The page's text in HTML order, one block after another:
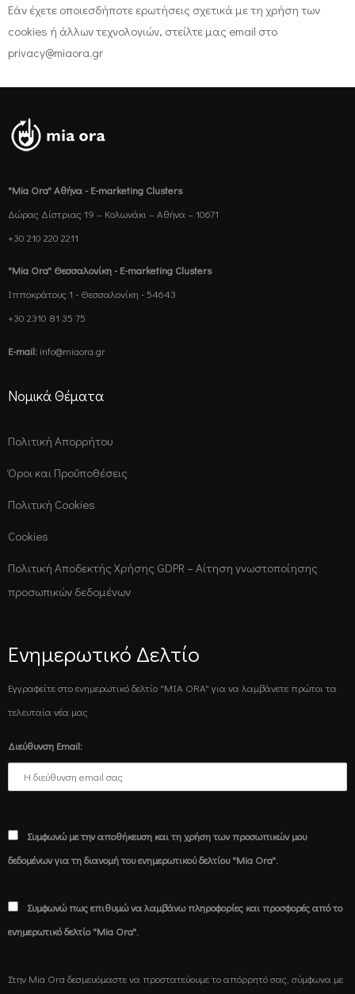
Εάν έχετε οποιεσδήποτε ερωτήσεις σχετικά με τη χρήση των
cookies ή άλλων τεχνολογιών, στείλτε μας email στο
privacy@miaora.gr
"Mia Ora" Αθήνα - E-marketing Clusters
Δώρας Δίστριας 19 – Κολωνάκι – Αθήνα – 10671
+30 210 220 2211
"Mia Ora" Θεσσαλονίκη - E-marketing Clusters
Ιπποκράτους 1 - Θεσσαλονίκη - 54643
+30 2310 81 35 75
E-mail: info@miaora.gr
Νομικά Θέματα
Πολιτική Απορρήτου
Όροι και Προϋποθέσεις
Πολιτική Cookies
Cookies
Πολιτική Αποδεκτής Χρήσης GDPR – Αίτηση γνωστοποίησης
προσωπικών δεδομένων
Ενημερωτικό Δελτίο
Εγγραφείτε στο ενημερωτικό δελτίο "MIA ORA" για να λαμβάνετε πρώτοι τα
τελευταία νέα μας
Διεύθυνση Email:
Συμφωνώ με την αποθήκευση και τη χρήση των προσωπικών μου
δεδομένων για τη διανομή του ενημερωτικού δελτίου "Mia Ora".
Συμφωνώ πως επιθυμώ να λαμβάνω πληροφορίες και προσφορές από το
ενημερωτικό δελτίο "Mia Ora".
Στην Mia Ora δεσμευόμαστε να προστατεύουμε το απόρρητό σας, σύμφωνα με